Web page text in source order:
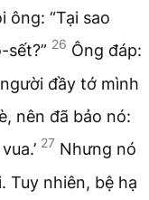
“Tại sao
26 Ông đáp:
đầy tớ mình
nên đã bảo nó:
27 Nhưng nó
Tuy nhiên, bệ hạ